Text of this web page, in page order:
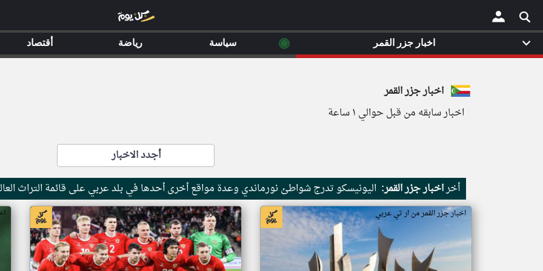
×
اخبار جزر القمر
اخبار سابقه من قبل حوالي ١ ساعة
أجدد الاخبار
أخراخبار جزر القمر: اليونيسكو تدرج شواطئ نورماندي وعدة مواقع أخرى أحدها في بلد عربي على قائمة التراث
اخبار جزر القمر من ار تي عربي اخبار جزر القمر من ار تي عربي
اخبار جزر القمر ◉ سياسة رياضة أقتصاد